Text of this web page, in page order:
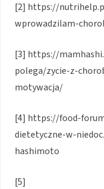
[2] https://
wprowadzilam-
[3] https://
polega/zycie-z-
motywacja/
[4] https://food-
dietetyczne-w-
hashimoto
[5]